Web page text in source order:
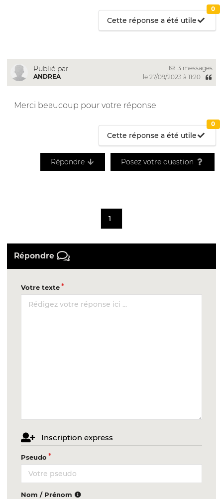
Cette réponse a été utile
0
Publié par
ANDREA
3 messages
le 27/09/2023 à 11:20
Merci beaucoup pour votre réponse
Cette réponse a été utile
0
Répondre Posez votre question
1
Répondre
Votre texte
Inscription express
Pseudo
Nom / Prénom